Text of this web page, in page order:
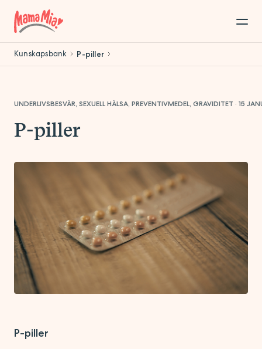
Kunskapsbank P-piller
UNDERLIVSBESVÄR, SEXUELL HÄLSA, PREVENTIVMEDEL, GRAVIDITET · 15
P-piller
P-piller